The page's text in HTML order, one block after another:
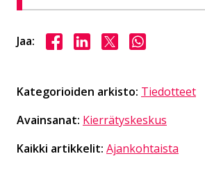
Jaa: Jaa Facebookissa
Jaa LinkedInissä
Jaa X:ssäJaa
Kategorioiden arkisto: Tiedotteet
Avainsanat: Kierrätyskeskus
Kaikki artikkelit: Ajankohtaista